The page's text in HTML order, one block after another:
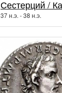
37 н.э. - 38 н.э.